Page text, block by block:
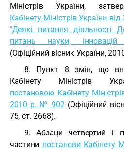
Міністрів України,
Кабінету Міністрів України
"Деякі питання діяльності
питань науки, інновацій
(Офіційний вісник України,
8. Пункт 8 змін, що
Кабінету Міністрів
постановою Кабінету
2010 р. № 902(Офіційний
75, ст. 2668).
9. Абзаци четвертий і
частини постанови Кабінету